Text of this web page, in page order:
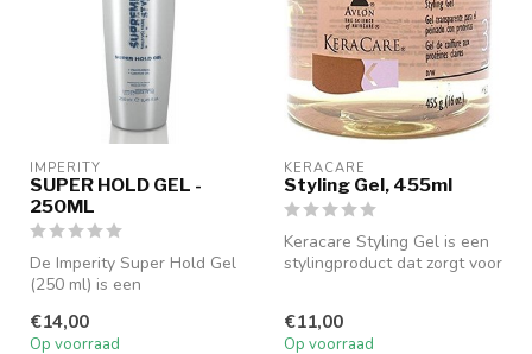
IMPERITY
SUPER HOLD GEL -
250ML
De Imperity Super Hold Gel
(250 ml) is een
voor een ...
€14,00
Op voorraad
KERACARE
Styling Gel, 455ml
Keracare Styling Gel is een
stylingproduct dat zorgt voor
€11,00
Op voorraad